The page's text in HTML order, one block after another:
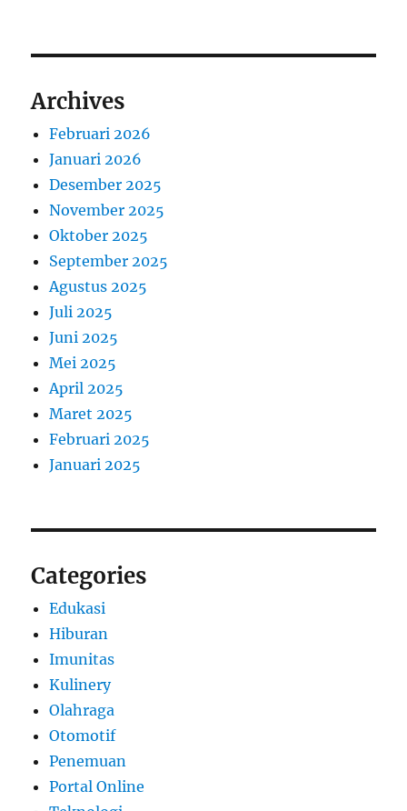
Archives
Februari 2026
Januari 2026
Desember 2025
November 2025
Oktober 2025
September 2025
Agustus 2025
Juli 2025
Juni 2025
Mei 2025
April 2025
Maret 2025
Februari 2025
Januari 2025
Categories
Edukasi
Hiburan
Imunitas
Kulinery
Olahraga
Otomotif
Penemuan
Portal Online